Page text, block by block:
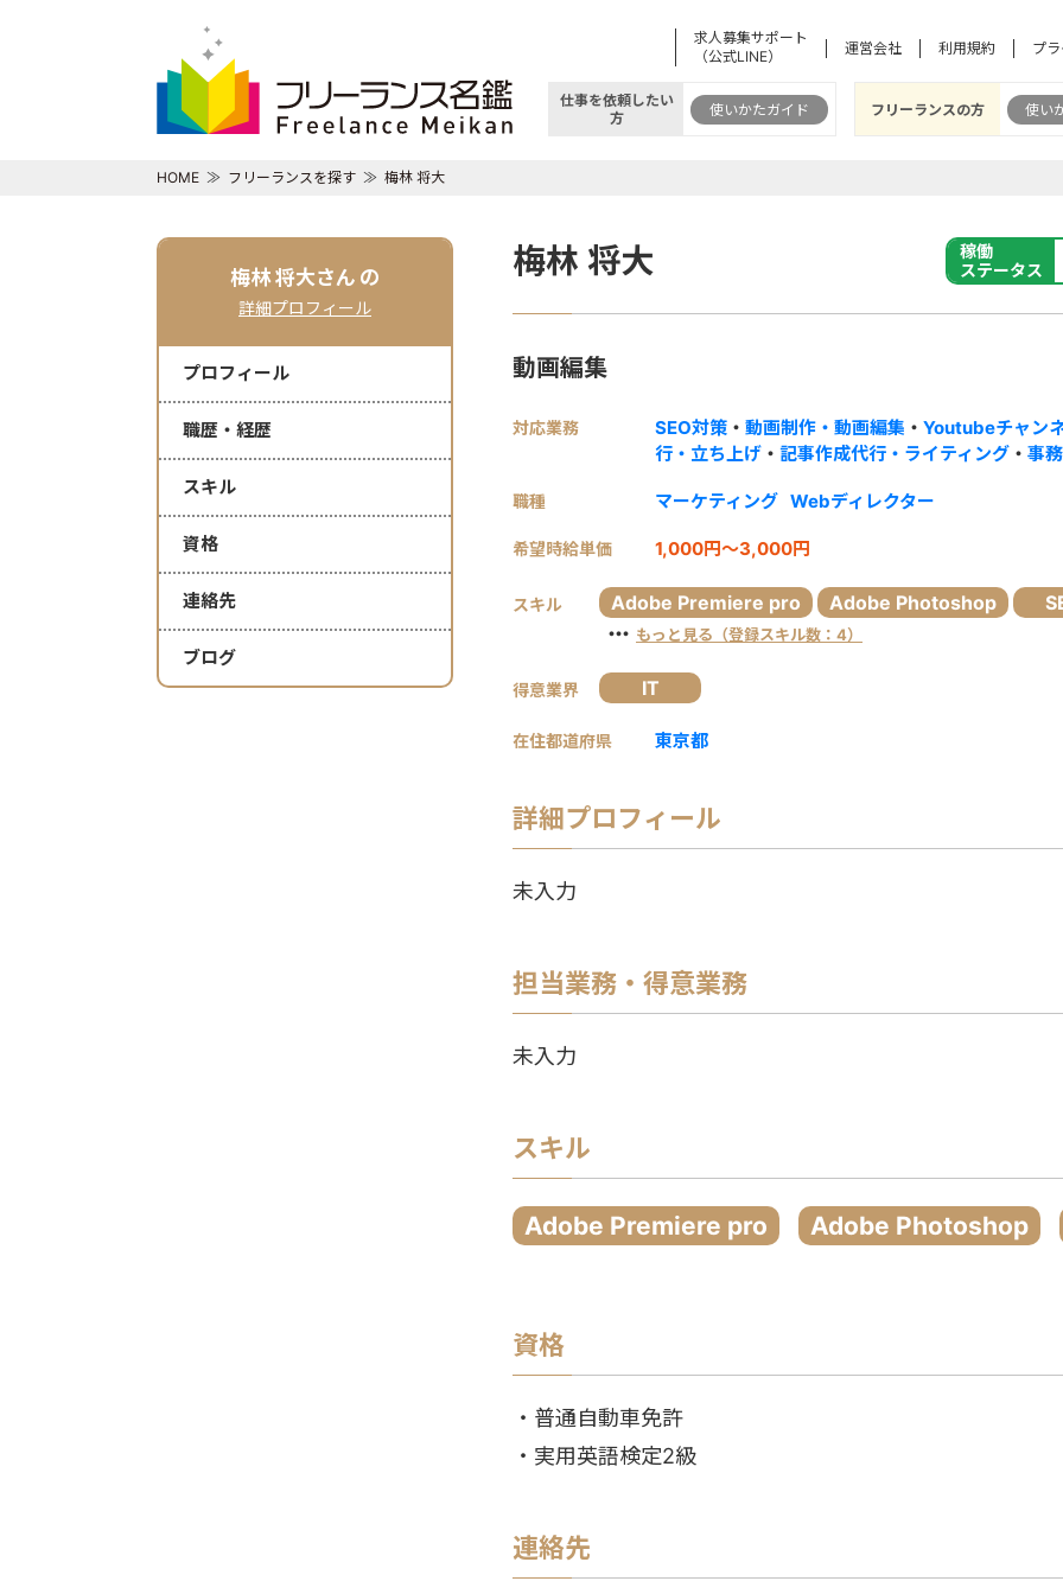
求人募集サポート
（公式LINE）
運営会社 利用規約 プ
仕事を依頼したい
方
使いかたガイド フリーランスの方 使い
HOME フリーランスを探す 梅林 将大
梅林 将大さん の
詳細プロフィール
プロフィール
職歴・経歴
スキル
資格
連絡先
ブログ
梅林 将大
稼働
ステータス
動画編集
対応業務 SEO対策 ・ 動画制作・動画編集 ・ Youtubeチャン
行・立ち上げ ・ 記事作成代行・ライティング ・ 事
職種 マーケティング Webディレクター
希望時給単価 1,000円～3,000円
スキル Adobe Premiere pro Adobe Photoshop
・・・ もっと見る（登録スキル数：4）
得意業界 IT
在住都道府県 東京都
詳細プロフィール
未入力
担当業務・得意業務
未入力
スキル
Adobe Premiere pro Adobe Photoshop
資格
・普通自動車免許
・実用英語検定2級
連絡先